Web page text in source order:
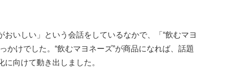
いしい」という会話をしているなかで、「“飲むマヨ
けでした。“飲むマヨネーズ”が商品になれば、話題
向けて動き出しました。